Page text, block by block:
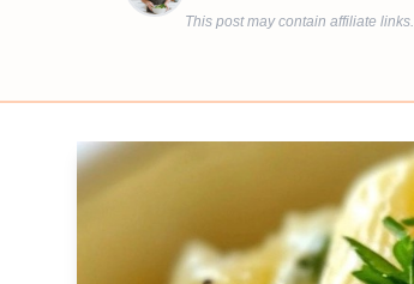
This post may contain affiliate links.